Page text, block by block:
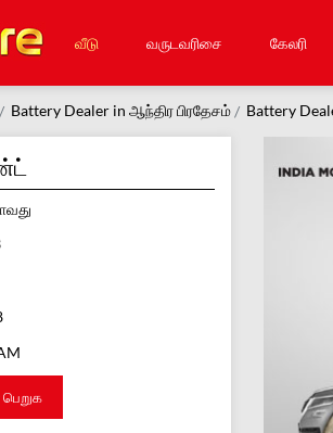
வீடு வருடவரிசை கேலரி
Battery Dealer in ஆந்திர பிரதேசம் Battery
பெறுக